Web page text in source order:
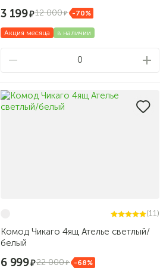
3 199 12 000 -70%
Акция месяца в наличии
0
(11)
Комод Чикаго 4ящ Ателье светлый/
белый
6 999 22 000 -68%